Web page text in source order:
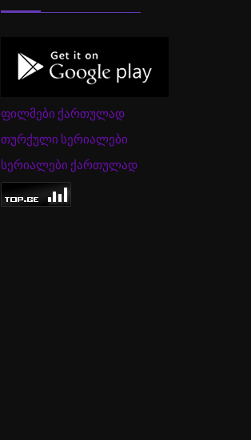
ფილმები ქართულად
თურქული სერიალები
სერიალები ქართულად